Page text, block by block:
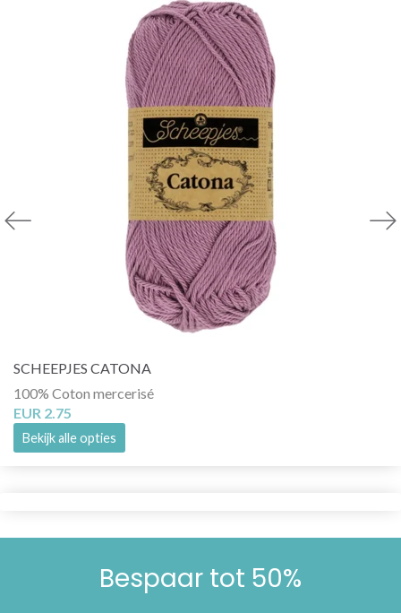
SCHEEPJES CATONA
100% Coton mercerisé
EUR 2.75
Bekijk alle opties
Bespaar tot 50%